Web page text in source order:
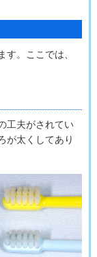
。ここでは、
工夫がされてい
が太くしてあり